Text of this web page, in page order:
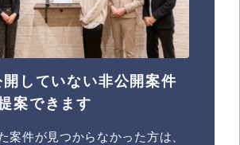
していない非公開案件
案できます
案件が見つからなかった方は、